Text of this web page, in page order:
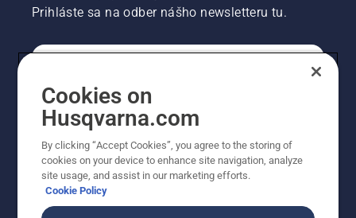
Prihláste sa na odber nášho newsletteru tu.
PROFESIONÁLNE
Cookies on
Husqvarna.com
By clicking “Accept Cookies”, you agree to the storing of
cookies on your device to enhance site navigation, analyze
site usage, and assist in our marketing efforts.
Cookie Policy